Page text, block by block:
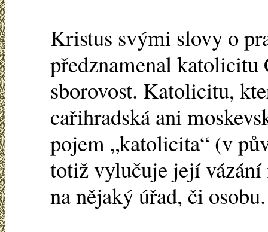
Kristus svými slovy o
předznamenal katolicitu
sborovost. Katolicitu,
cařihradská ani
pojem „katolicita“ (v
totiž vylučuje její vázání
na nějaký úřad, či osobu.